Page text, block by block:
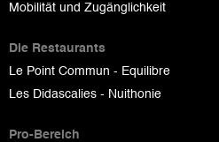
Mobilität und Zugänglichkeit
Die Restaurants
Le Point Commun - Equilibre
Les Didascalies - Nuithonie
Pro-Bereich